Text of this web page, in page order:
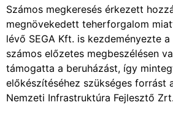
Számos megkeresés érkezett
megnövekedett teherforgalom
lévő SEGA Kft. is kezdeményezte
számos előzetes megbeszélésen
támogatta a beruházást, így
előkészítéséhez szükséges
Nemzeti Infrastruktúra Fejlesztő